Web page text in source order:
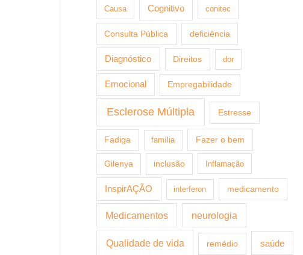
Causa Cognitivo conitec
Consulta Pública deficiência
Diagnóstico Direitos dor
Emocional Empregabilidade
Esclerose Múltipla Estresse
Fadiga família Fazer o bem
Gilenya inclusão Inflamação
InspirAÇÃO interferon medicamento
Medicamentos neurologia
Qualidade de vida remédio saúde